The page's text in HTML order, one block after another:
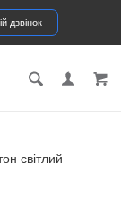
дзвінок
світлий